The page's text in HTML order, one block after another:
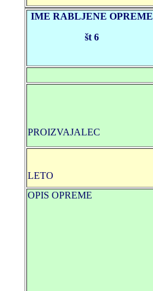
IME RABLJENE OPREME
št 6
PROIZVAJALEC
LETO
OPIS OPREME